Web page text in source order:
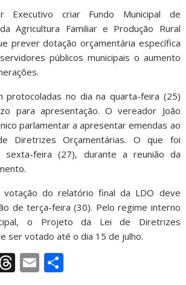
Executivo criar Fundo Municipal de
Agricultura Familiar e Produção Rural
prever dotação orçamentária específica
públicos municipais o aumento
protocoladas no dia na quarta-feira (25)
para apresentação. O vereador João
parlamentar a apresentar emendas ao
Diretrizes Orçamentárias. O que foi
sexta-feira (27), durante a reunião da
votação do relatório final da LDO deve
de terça-feira (30). Pelo regime interno
o Projeto da Lei de Diretrizes
ser votado até o dia 15 de julho.
T E